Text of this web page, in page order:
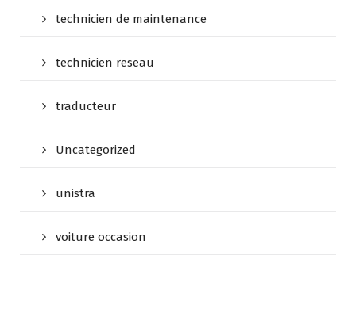
technicien de maintenance
technicien reseau
traducteur
Uncategorized
unistra
voiture occasion